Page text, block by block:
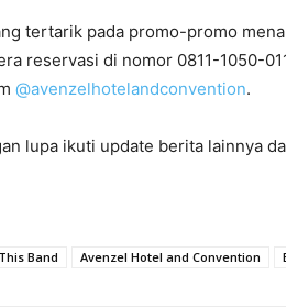
tertarik pada promo-promo
reservasi di nomor 0811-1050-
@avenzelhotelandconvention.
lupa ikuti update berita lainnya
Band Avenzel Hotel and Convention